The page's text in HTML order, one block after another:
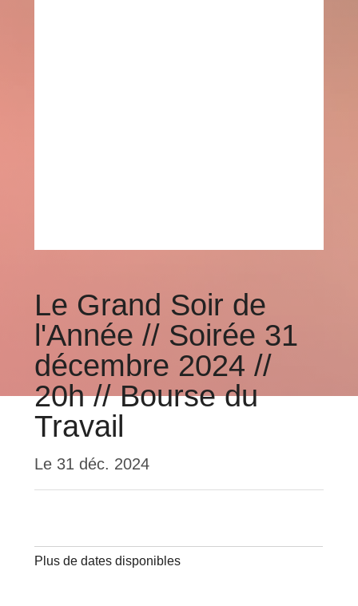
Le Grand Soir de
l'Année // Soirée 31
décembre 2024 //
20h // Bourse du
Travail
Le 31 déc. 2024
Plus de dates disponibles